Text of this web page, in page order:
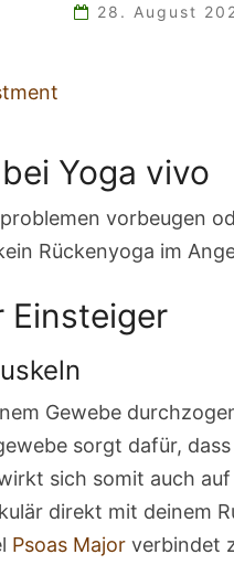
28. August
Yoga vivo
vorbeugen
Rückenyoga im
Einsteiger
Gewebe
sorgt dafür,
sich somit auch
direkt mit deinem
Psoas Major verbindet